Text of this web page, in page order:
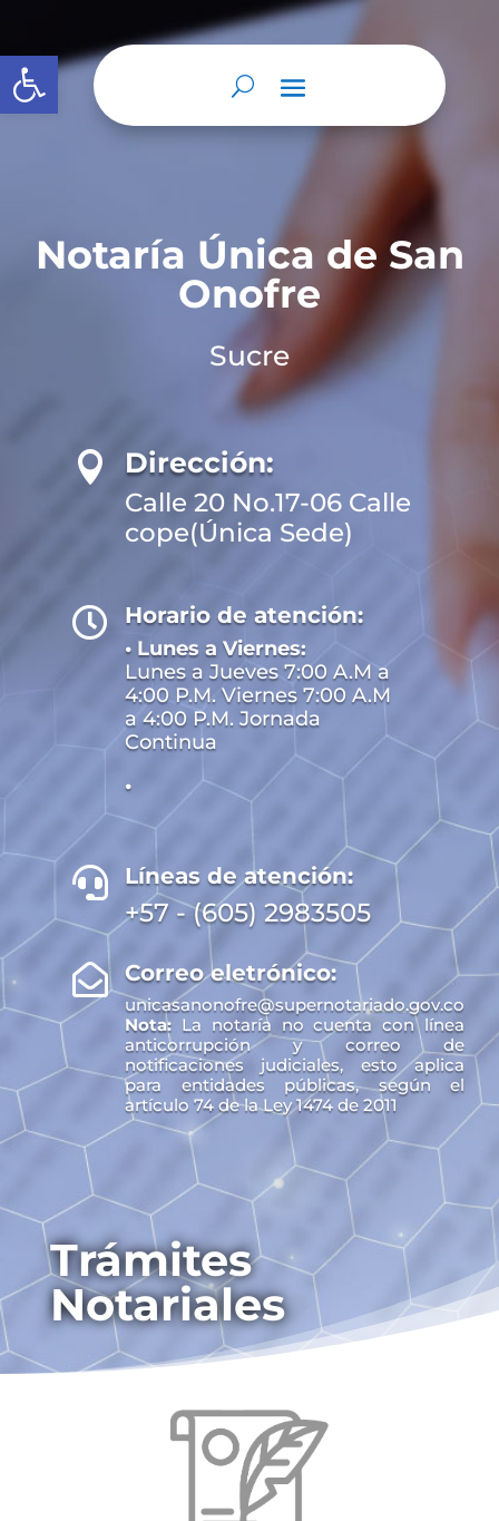
Abrir barra de herramientas
Notaría Única de San
Onofre
Sucre
 Dirección:
Calle 20 No.17-06 Calle
cope(Única Sede)
 Horario de atención:
• Lunes a Viernes:
Lunes a Jueves 7:00 A.M a
4:00 P.M. Viernes 7:00 A.M
a 4:00 P.M. Jornada
Continua
•
 Líneas de atención:
+57 - (605) 2983505
 Correo eletrónico:
unicasanonofre@supernotariado.gov.co
Nota: La notaría no cuenta con línea
anticorrupción y correo de
notificaciones judiciales, esto aplica
para entidades públicas, según el
artículo 74 de la Ley 1474 de 2011
Trámites
Notariales